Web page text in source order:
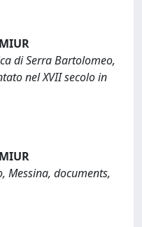
di Serra Bartolomeo,
nel XVII secolo in
Messina, documents,